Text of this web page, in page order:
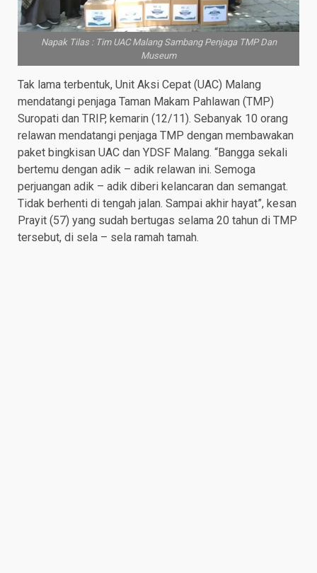
Napak Tilas : Tim UAC Malang Sambang Penjaga TMP Dan
Museum
Tak lama terbentuk, Unit Aksi Cepat (UAC) Malang
mendatangi penjaga Taman Makam Pahlawan (TMP)
Suropati dan TRIP, kemarin (12/11). Sebanyak 10 orang
relawan mendatangi penjaga TMP dengan membawakan
paket bingkisan UAC dan YDSF Malang. “Bangga sekali
bertemu dengan adik – adik relawan ini. Semoga
perjuangan adik – adik diberi kelancaran dan semangat.
Tidak berhenti di tengah jalan. Sampai akhir hayat”, kesan
Prayit (57) yang sudah bertugas selama 20 tahun di TMP
tersebut, di sela – sela ramah tamah.